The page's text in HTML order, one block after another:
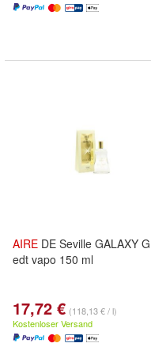
AIRE DE Seville GALAXY
edt vapo 150 ml
17,72 € (118,13 € / l)
Kostenloser Versand